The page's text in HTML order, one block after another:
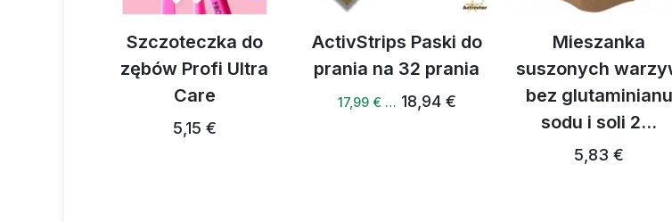
Szczoteczka do
zębów Profi Ultra
Care
5,15 €
ActivStrips Paski do
prania na 32 prania
17,99 € … 18,94 €
Mieszanka
suszonych
bez glutaminianu
sodu i soli 2...
5,83 €